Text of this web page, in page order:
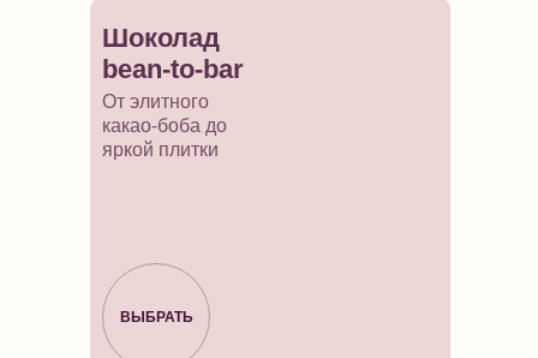
ВЫБРАТЬ
Шоколад
bean-to-bar
От элитного
какао-боба до
яркой плитки